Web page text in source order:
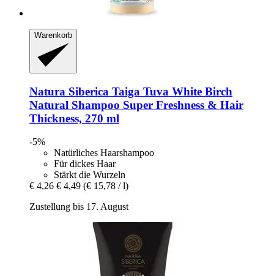
Warenkorb
Natura Siberica Taiga Tuva White Birch
Natural Shampoo Super Freshness & Hair
Thickness, 270 ml
-5%
Natürliches Haarshampoo
Für dickes Haar
Stärkt die Wurzeln
€ 4,26 € 4,49 (€ 15,78 / l)
Zustellung bis 17. August